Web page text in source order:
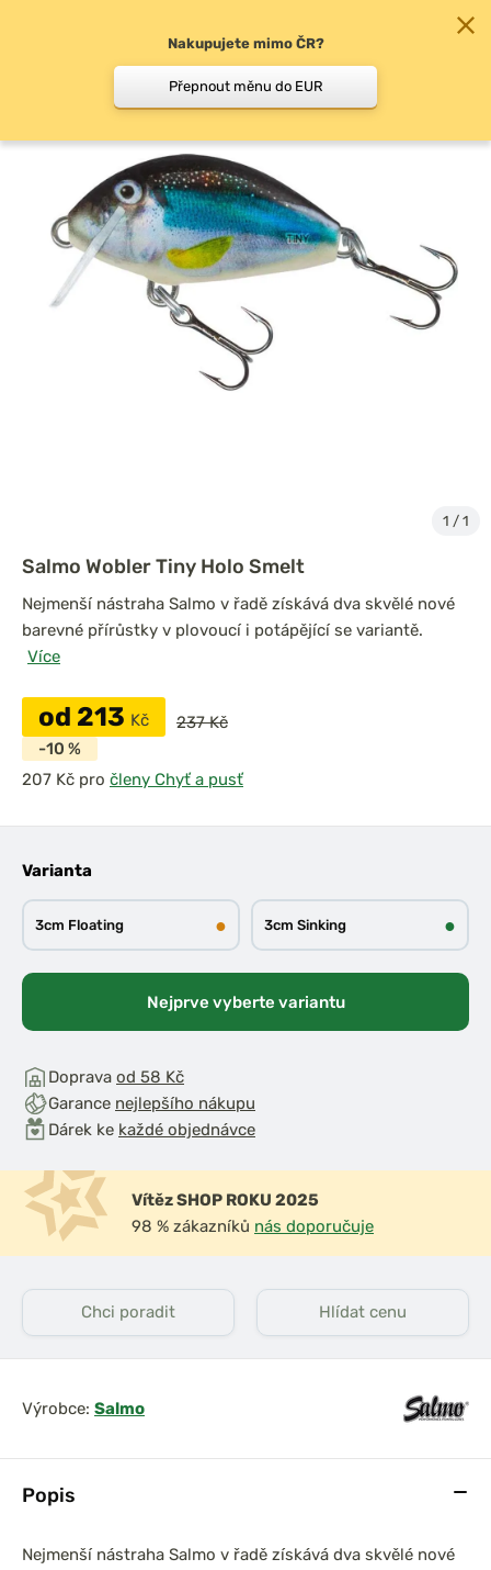
1 / 1
Popis
Nejmenší nástraha Salmo v řadě získává dva skvělé nové
Salmo Wobler Tiny Holo Smelt
Nejmenší nástraha Salmo v řadě získává dva skvělé nové
barevné přírůstky v plovoucí i potápějící se variantě.
Více
od 213 Kč
237 Kč
-10 %
pro členy Chyť a pusť
Varianta
3cm Floating ● 3cm Sinking ●
Nejprve vyberte variantu
Doprava od 58 Kč
Garance nejlepšího nákupu
Dárek ke každé objednávce
Vítěz SHOP ROKU 2025
98 % zákazníků nás doporučuje
Chci poradit Hlídat cenu
Výrobce: Salmo
Nakupujete mimo ČR?
Přepnout měnu do EUR